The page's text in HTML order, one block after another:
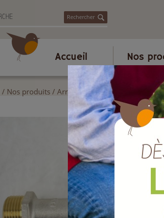
Rechercher
Accueil Nos
/ Nos produits /Arrosage/Raccords laitons,